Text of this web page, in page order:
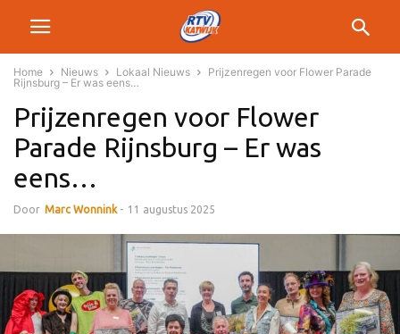
Home Nieuws Lokaal Nieuws
Prijzenregen voor Flower Parade
Rijnsburg – Er was eens…
Prijzenregen voor Flower
Parade Rijnsburg – Er was
eens…
Door Marc Wonnink - 11 augustus 2025